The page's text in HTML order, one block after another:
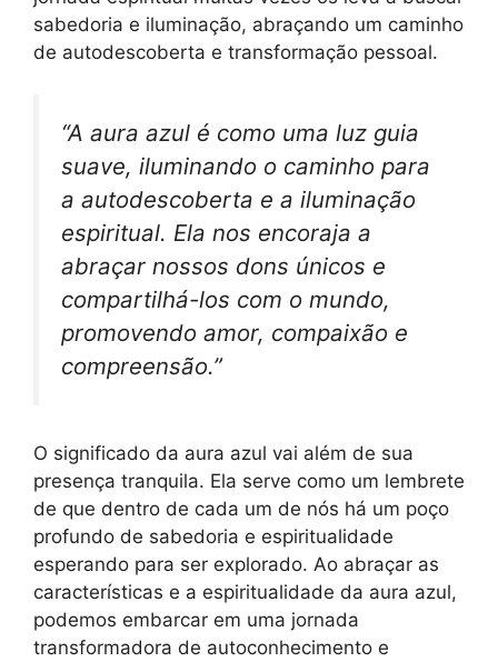
sabedoria e iluminação, abraçando um caminho
de autodescoberta e transformação pessoal.
“A aura azul é como uma luz guia
suave, iluminando o caminho para
a autodescoberta e a iluminação
espiritual. Ela nos encoraja a
abraçar nossos dons únicos e
compartilhá-los com o mundo,
promovendo amor, compaixão e
compreensão.”
O significado da aura azul vai além de sua
presença tranquila. Ela serve como um lembrete
de que dentro de cada um de nós há um poço
profundo de sabedoria e espiritualidade
esperando para ser explorado. Ao abraçar as
características e a espiritualidade da aura azul,
podemos embarcar em uma jornada
transformadora de autoconhecimento e